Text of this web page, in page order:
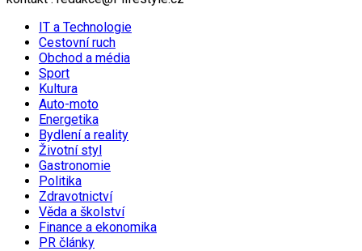
IT a Technologie
Cestovní ruch
Obchod a média
Sport
Kultura
Auto-moto
Energetika
Bydlení a reality
Životní styl
Gastronomie
Politika
Zdravotnictví
Věda a školství
Finance a ekonomika
PR články